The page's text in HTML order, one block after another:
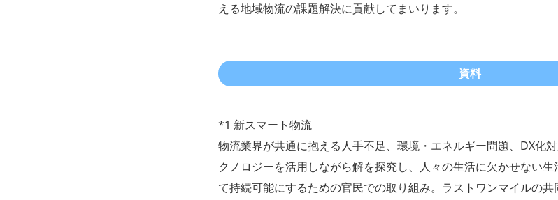
える地域物流の課題解決に貢献してまいります。
資料
*1 新スマート物流
物流業界が共通に抱える人手不足、環境・エネルギー問題、DX化
クノロジーを活用しながら解を探究し、人々の生活に欠かせない
て持続可能にするための官民での取り組み。ラストワンマイルの